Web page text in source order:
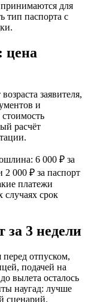
для
тип паспорта с
цена
заявителя,
и
расчёт
6 000 ₽ за
2 000 ₽ за паспорт
платежи
случаях срок
за 3 недели
отпуском,
подачей на
вылета осталось
наугад: лучше
сценарий.